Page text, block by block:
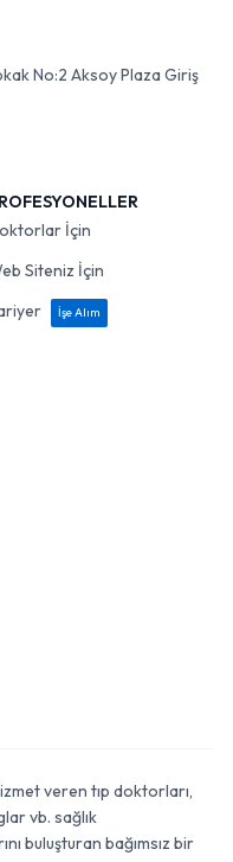
No:2 Aksoy Plaza Giriş
İçin
Siteniz İçin
İşe Alım
veren tıp doktorları,
vb. sağlık
buluşturan bağımsız bir